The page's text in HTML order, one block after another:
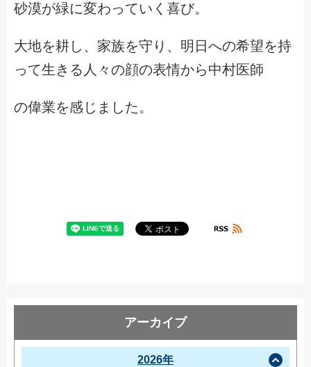
砂漠が緑に変わっていく喜び。
大地を耕し、家族を守り、明日への希望を持
って生きる人々の顔の表情から中村医師
の偉業を感じました。
アーカイブ
2026年